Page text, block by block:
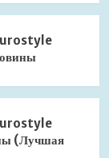
(Лучшая